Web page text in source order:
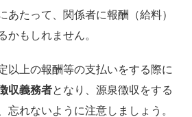
あたって、関係者に報酬（給料）
かもしれません。
以上の報酬等の支払いをする際に
収義務者となり、源泉徴収をする
忘れないように注意しましょう。